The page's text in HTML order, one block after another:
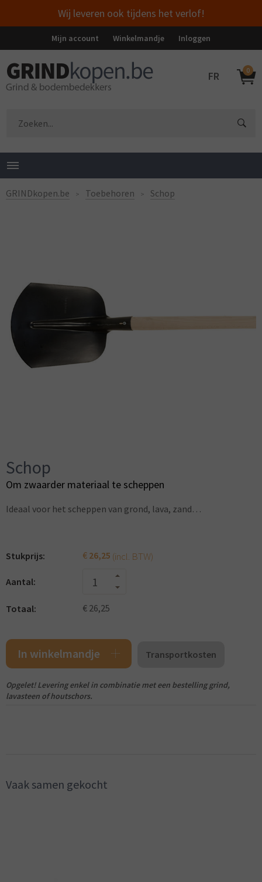
Wij leveren ook tijdens het verlof!
Mijn account Winkelmandje Inloggen
FR 0
GRINDkopen.be Toebehoren Schop
Schop
Om zwaarder materiaal te scheppen
Ideaal voor het scheppen van grond, lava, zand…
Stukprijs: € 26,25 (incl. BTW)
Aantal:
Totaal: € 26,25
In winkelmandje Transportkosten
Opgelet! Levering enkel in combinatie met een bestelling grind,
lavasteen of houtschors.
Vaak samen gekocht